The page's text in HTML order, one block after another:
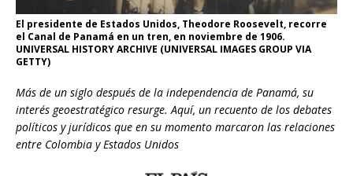
El presidente de Estados Unidos, Theodore Roosevelt, recorre
el Canal de Panamá en un tren, en noviembre de 1906.
UNIVERSAL HISTORY ARCHIVE (UNIVERSAL IMAGES GROUP VIA
GETTY)
Más de un siglo después de la independencia de Panamá, su
interés geoestratégico resurge. Aquí, un recuento de los debates
políticos y jurídicos que en su momento marcaron las relaciones
entre Colombia y Estados Unidos